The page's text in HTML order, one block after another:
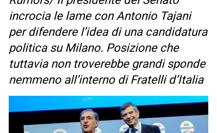
incrocia le lame con Antonio Tajani
per difendere l’idea di una candidatura
politica su Milano. Posizione che
tuttavia non troverebbe grandi sponde
nemmeno all’interno di Fratelli d’Italia